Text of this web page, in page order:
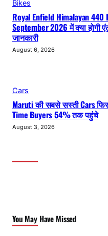
Bikes
Royal Enfield Himalayan 440
September 2026 में क्या होगी
जानकारी
August 6, 2026
Cars
Maruti की सबसे सस्ती Cars
Time Buyers 54% तक पहुंचे
August 3, 2026
You May Have Missed